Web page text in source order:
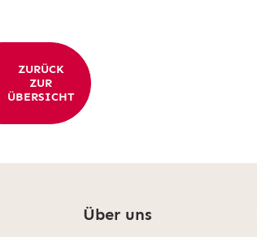
ZURÜCK
ZUR
ÜBERSICHT
Über uns